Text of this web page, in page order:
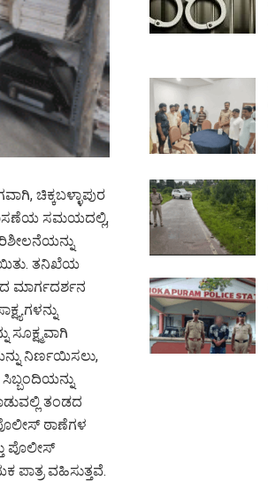
ಚಿಕ್ಕಬಳ್ಳಾಪುರ
ಸಮಯದಲ್ಲಿ,
ತನಿಖೆಯ
ಮಾರ್ಗದರ್ಶನ
ಸೂಕ್ಷ್ಮವಾಗಿ
ನಿರ್ಣಯಿಸಲು,
ತಂಡದ
ಠಾಣೆಗಳ
ಪೊಲೀಸ್
ವಹಿಸುತ್ತವೆ.